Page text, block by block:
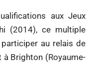
aux Jeux
(2014), ce multiple
au relais de
à Brighton (Royaume-